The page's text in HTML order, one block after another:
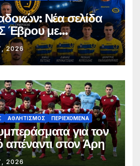
Νέα σελίδα
Έβρου με
σταθερότητα και
νέα γενιά
2026
ΑΘΛΗΤΙΣΜΌΣ ΠΕΡΙΕΧΌΜΕΝΑ
για τον
απέναντι στον Άρη
2026